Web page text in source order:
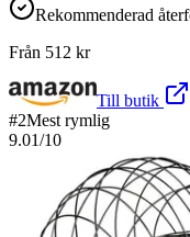
Rekommenderad
Från 512 kr
Till butik
#2Mest rymlig
9.01/10